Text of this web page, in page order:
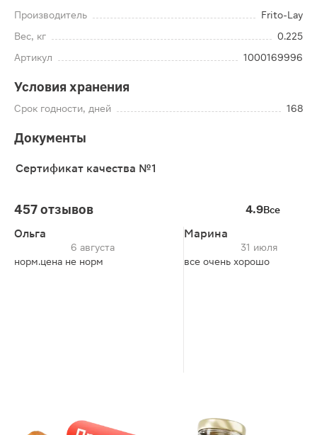
Производитель
Frito-Lay
Вес, кг
0.225
Артикул
1000169996
Условия хранения
Срок годности, дней 168
Документы
Сертификат качества №1
457 отзывов 4.9Все
Ольга
6 августа
норм.цена не норм
Марина
31 июля
все очень хорошо